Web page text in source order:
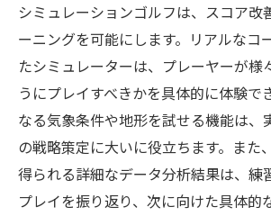
シミュレーションゴルフは、スコア改
ーニングを可能にします。リアルなコ
たシミュレーターは、プレーヤーが様
うにプレイすべきかを具体的に体験で
なる気象条件や地形を試せる機能は、
の戦略策定に大いに役立ちます。また
得られる詳細なデータ分析結果は、練
プレイを振り返り、次に向けた具体的